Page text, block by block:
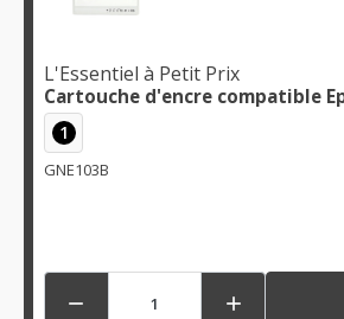
L'Essentiel à Petit Prix
1
GNE103B
 